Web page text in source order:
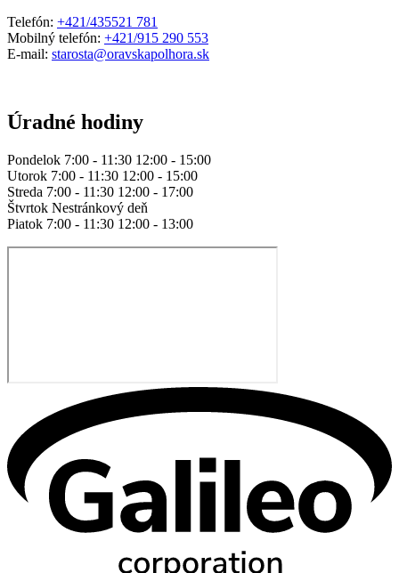
Telefón: +421/435521 781
Mobilný telefón: +421/915 290 553
E-mail: starosta@oravskapolhora.sk
Úradné hodiny
Pondelok 7:00 - 11:30 12:00 - 15:00
Utorok 7:00 - 11:30 12:00 - 15:00
Streda 7:00 - 11:30 12:00 - 17:00
Štvrtok Nestránkový deň
Piatok 7:00 - 11:30 12:00 - 13:00